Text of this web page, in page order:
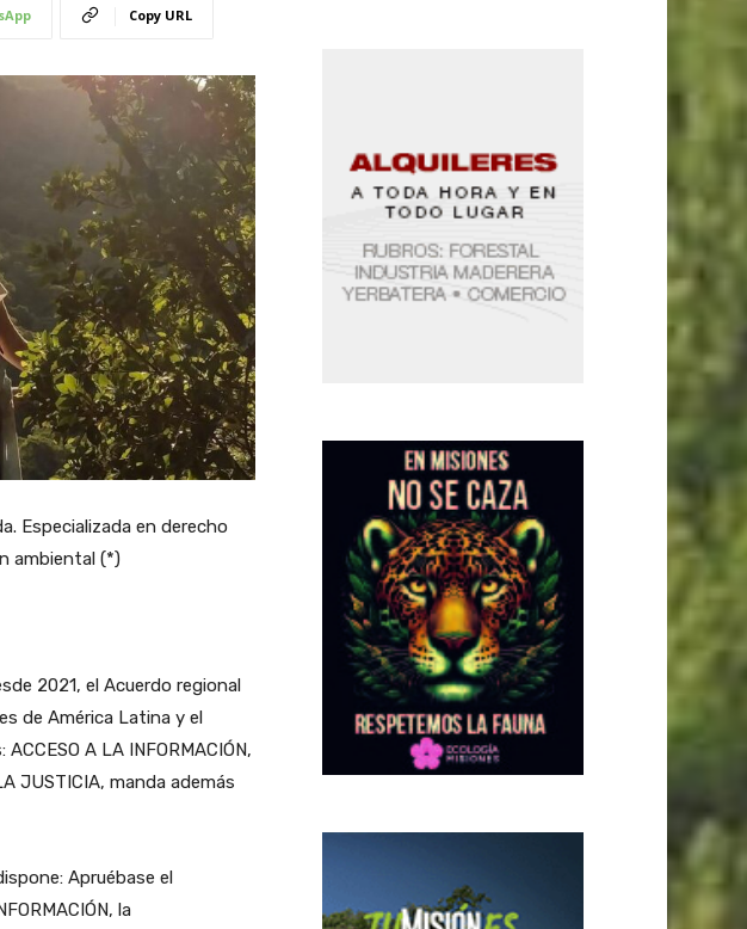
Copy URL
Especializada en derecho
ambiental (*)
2021, el Acuerdo regional
de América Latina y el
A LA INFORMACIÓN,
JUSTICIA, manda además
Apruébase el
la